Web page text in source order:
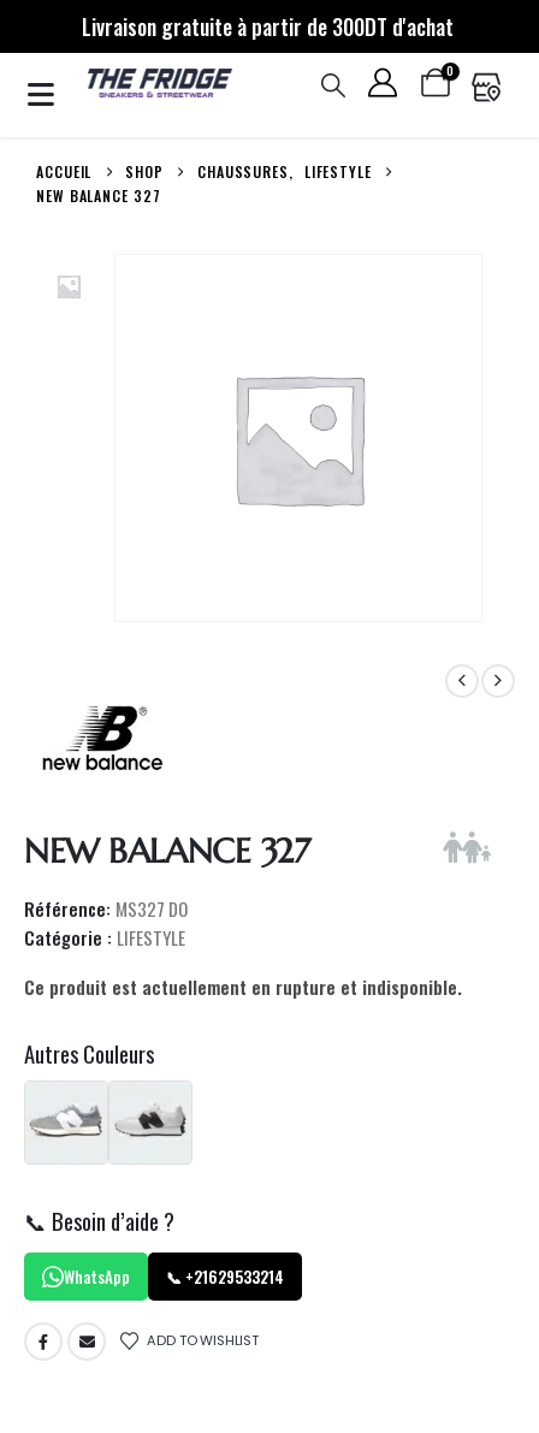
Livraison gratuite à partir de 300DT d'achat
0
ACCUEIL SHOP CHAUSSURES,
LIFESTYLE
NEW BALANCE 327
NEW BALANCE 327
Référence: MS327 DO
Catégorie : LIFESTYLE
Ce produit est actuellement en rupture et indisponible.
Autres Couleurs
📞 Besoin d’aide ?
WhatsApp 📞 +21629533214
ADD TO WISHLIST